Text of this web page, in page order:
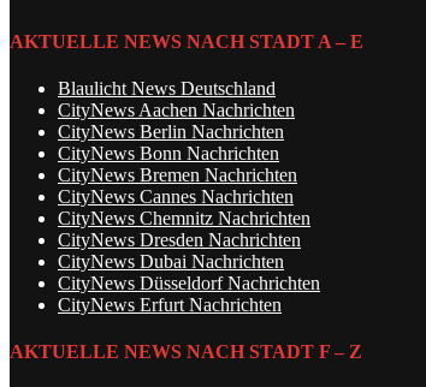
AKTUELLE NEWS NACH STADT A – E
Blaulicht News Deutschland
CityNews Aachen Nachrichten
CityNews Berlin Nachrichten
CityNews Bonn Nachrichten
CityNews Bremen Nachrichten
CityNews Cannes Nachrichten
CityNews Chemnitz Nachrichten
CityNews Dresden Nachrichten
CityNews Dubai Nachrichten
CityNews Düsseldorf Nachrichten
CityNews Erfurt Nachrichten
AKTUELLE NEWS NACH STADT F – Z